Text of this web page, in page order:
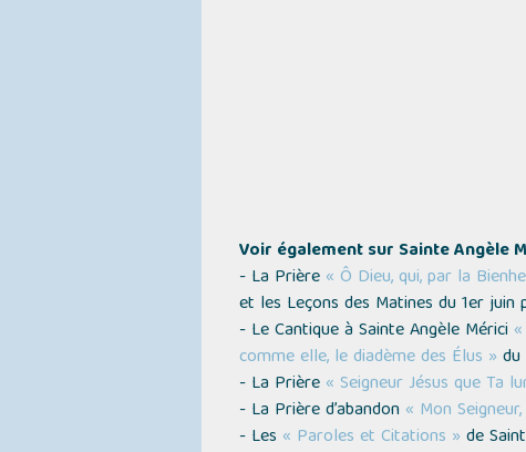
Voir également sur Sainte Angèle
- La Prière « Ô Dieu, qui, par la
et les Leçons des Matines du 1er juin
- Le Cantique à Sainte Angèle Mérici
comme elle, le diadème des Élus »
- La Prière « Seigneur Jésus que Ta
- La Prière d’abandon « Mon
- Les « Paroles et Citations » de